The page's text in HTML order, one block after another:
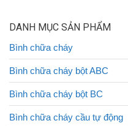
DANH MỤC SẢN PHẨM
Bình chữa cháy
Bình chữa cháy bột ABC
Bình chữa cháy bột BC
Bình chữa cháy cầu tự động